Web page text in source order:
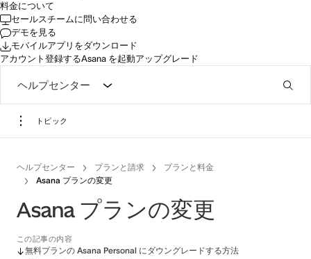
料金について
セールスチームに問い合わせる
デモを見る
モバイルアプリをダウンロード
アカウント登録するAsana を起動アップグレード
ヘルプセンター
トピック
ヘルプセンター プランと請求
プランと料金
Asana プランの変更
Asana プランの変更
この記事の内容
無料プランの Asana Personal にダウングレードする方法